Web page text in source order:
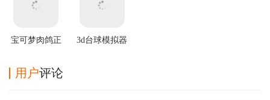
宝可梦肉鸽正
3d台球模拟器
用户评论